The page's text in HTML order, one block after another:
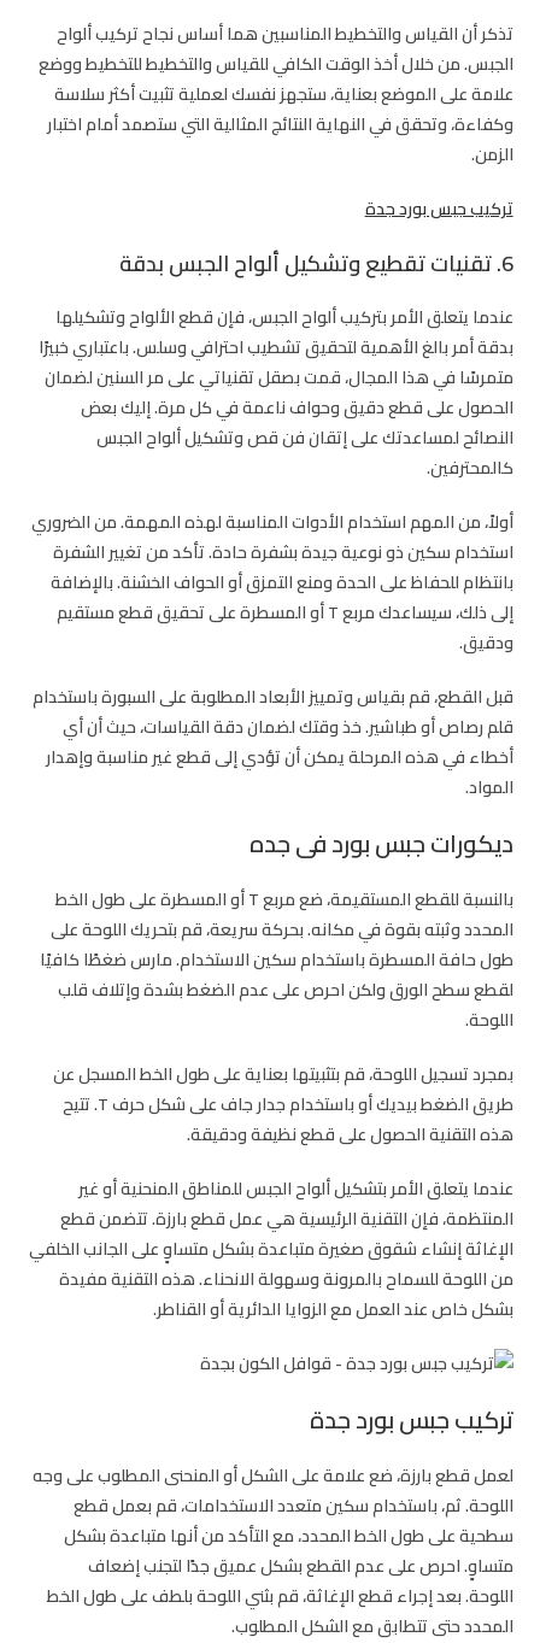
تذكر أن القياس والتخطيط المناسبين هما أساس نجاح تركيب ألواح
الجبس. من خلال أخذ الوقت الكافي للقياس والتخطيط للتخطيط ووضع
علامة على الموضع بعناية، ستجهز نفسك لعملية تثبيت أكثر سلاسة
وكفاءة، وتحقق في النهاية النتائج المثالية التي ستصمد أمام اختبار
الزمن.
تركيب جبس بورد جدة
6. تقنيات تقطيع وتشكيل ألواح الجبس بدقة
عندما يتعلق الأمر بتركيب ألواح الجبس، فإن قطع الألواح وتشكيلها
بدقة أمر بالغ الأهمية لتحقيق تشطيب احترافي وسلس. باعتباري خبيرًا
متمرسًا في هذا المجال، قمت بصقل تقنياتي على مر السنين لضمان
الحصول على قطع دقيق وحواف ناعمة في كل مرة. إليك بعض
النصائح لمساعدتك على إتقان فن قص وتشكيل ألواح الجبس
كالمحترفين.
أولاً، من المهم استخدام الأدوات المناسبة لهذه المهمة. من الضروري
استخدام سكين ذو نوعية جيدة بشفرة حادة. تأكد من تغيير الشفرة
بانتظام للحفاظ على الحدة ومنع التمزق أو الحواف الخشنة. بالإضافة
إلى ذلك، سيساعدك مربع T أو المسطرة على تحقيق قطع مستقيم
ودقيق.
قبل القطع، قم بقياس وتمييز الأبعاد المطلوبة على السبورة باستخدام
قلم رصاص أو طباشير. خذ وقتك لضمان دقة القياسات، حيث أن أي
أخطاء في هذه المرحلة يمكن أن تؤدي إلى قطع غير مناسبة وإهدار
المواد.
ديكورات جبس بورد فى جده
بالنسبة للقطع المستقيمة، ضع مربع T أو المسطرة على طول الخط
المحدد وثبته بقوة في مكانه. بحركة سريعة، قم بتحريك اللوحة على
طول حافة المسطرة باستخدام سكين الاستخدام. مارس ضغطًا كافيًا
لقطع سطح الورق ولكن احرص على عدم الضغط بشدة وإتلاف قلب
اللوحة.
بمجرد تسجيل اللوحة، قم بتثبيتها بعناية على طول الخط المسجل عن
طريق الضغط بيديك أو باستخدام جدار جاف على شكل حرف T. تتيح
هذه التقنية الحصول على قطع نظيفة ودقيقة.
عندما يتعلق الأمر بتشكيل ألواح الجبس للمناطق المنحنية أو غير
المنتظمة، فإن التقنية الرئيسية هي عمل قطع بارزة. تتضمن قطع
الإغاثة إنشاء شقوق صغيرة متباعدة بشكل متساوٍ على الجانب الخلفي
من اللوحة للسماح بالمرونة وسهولة الانحناء. هذه التقنية مفيدة
بشكل خاص عند العمل مع الزوايا الدائرية أو القناطر.
تركيب جبس بورد جدة
لعمل قطع بارزة، ضع علامة على الشكل أو المنحنى المطلوب على وجه
اللوحة. ثم، باستخدام سكين متعدد الاستخدامات، قم بعمل قطع
سطحية على طول الخط المحدد، مع التأكد من أنها متباعدة بشكل
متساوٍ. احرص على عدم القطع بشكل عميق جدًا لتجنب إضعاف
اللوحة. بعد إجراء قطع الإغاثة، قم بثني اللوحة بلطف على طول الخط
المحدد حتى تتطابق مع الشكل المطلوب.